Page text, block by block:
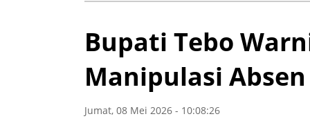
Bupati Tebo
Manipulasi
Jumat, 08 Mei 2026 - 10:08:26